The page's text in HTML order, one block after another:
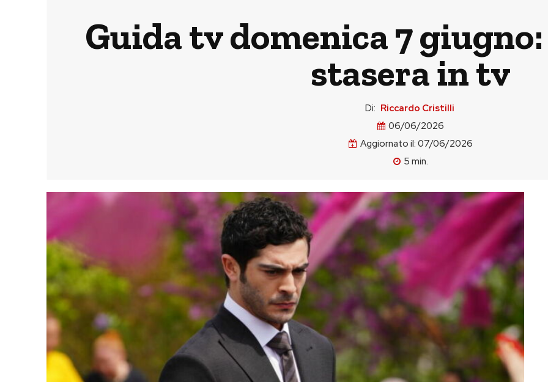
Guida tv domenica 7 giugno:
stasera in tv
Di: Riccardo Cristilli
06/06/2026
Aggiornato il: 07/06/2026
5 min.